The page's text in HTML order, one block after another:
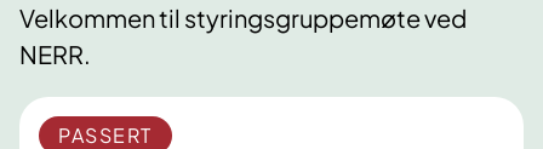
Velkommen til styringsgruppemøte ved
NERR.
PASSERT